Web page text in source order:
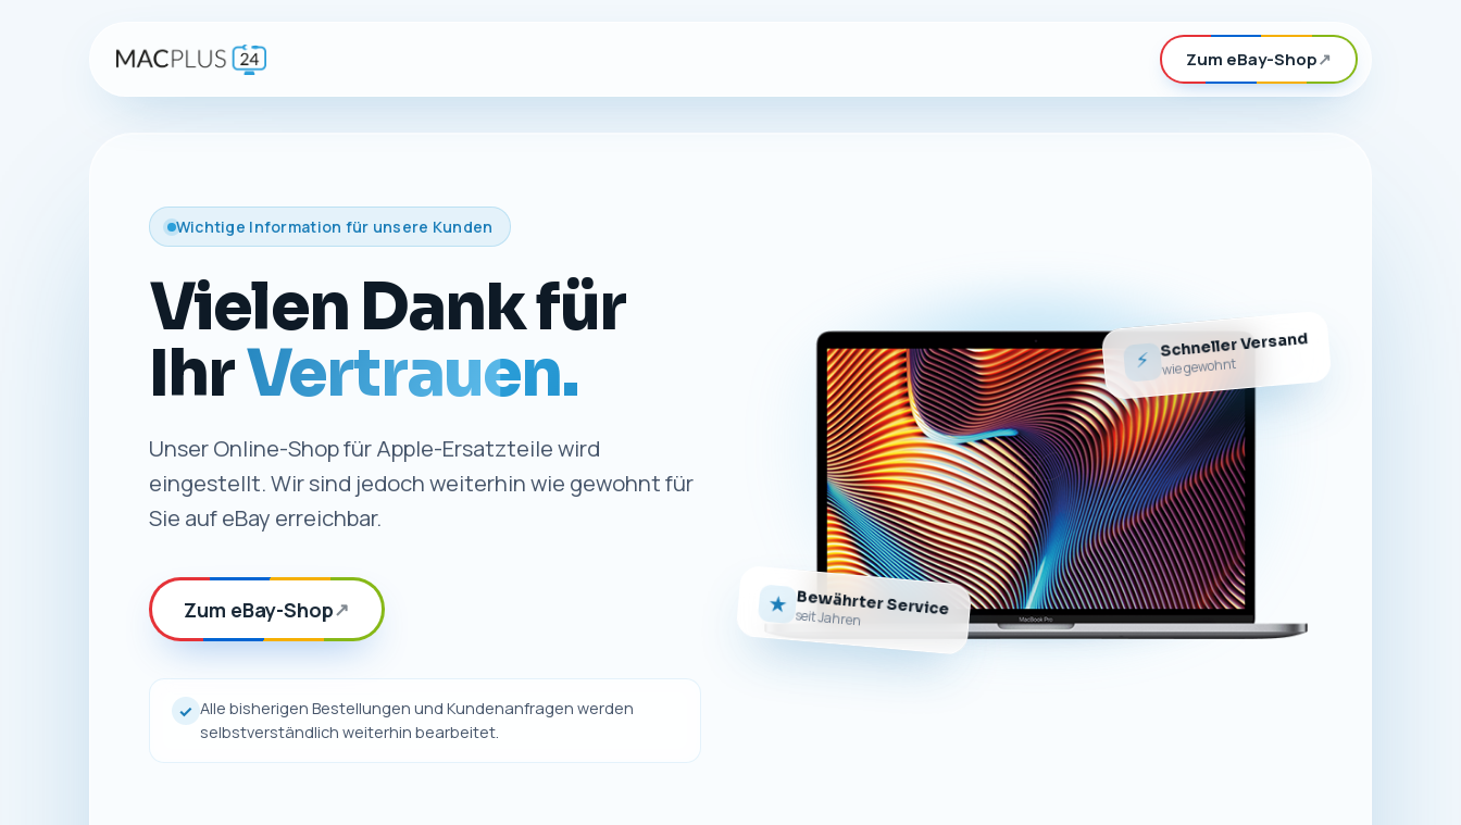
Zum eBay-Shop↗
Wichtige Information für unsere Kunden
Vielen Dank für
IhrVertrauen.
Unser Online-Shop für Apple-Ersatzteile wird
eingestellt. Wir sind jedoch weiterhin wie gewohnt für
Sie auf eBay erreichbar.
Zum eBay-Shop↗
✓ Alle bisherigen Bestellungen und Kundenanfragen werden
selbstverständlich weiterhin bearbeitet.
⚡ Schneller Versand
wie gewohnt
★ Bewährter Service
seit Jahren